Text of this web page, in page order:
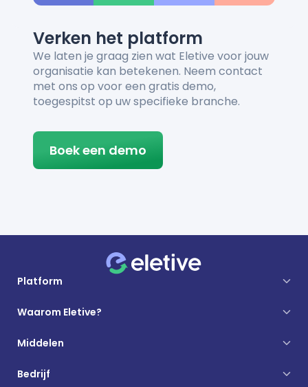
Verken het platform
We laten je graag zien wat Eletive voor jouw
organisatie kan betekenen. Neem contact
met ons op voor een gratis demo,
toegespitst op uw specifieke branche.
Boek een demo
Platform
Waarom Eletive?
Middelen
Bedrijf